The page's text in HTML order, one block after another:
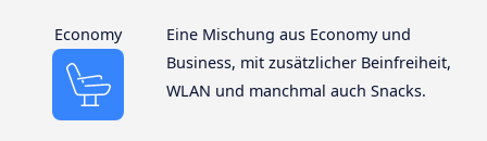
Economy
Eine Mischung aus Economy und
Business, mit zusätzlicher Beinfreiheit,
WLAN und manchmal auch Snacks.